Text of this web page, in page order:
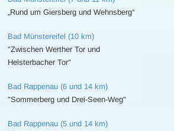
„Rund um Giersberg und Wehnsberg“
Bad Münstereifel (10 km)
"Zwischen Werther Tor und
Heisterbacher Tor"
Bad Rappenau (6 und 14 km)
"Sommerberg und Drei-Seen-Weg"
Bad Rappenau (5 und 14 km)